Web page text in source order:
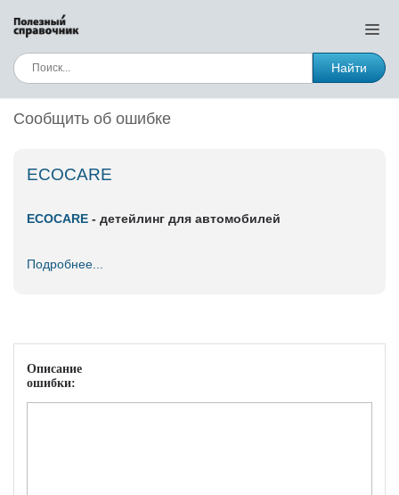
Найти
Сообщить об ошибке
ECOCARE
ECOCARE - детейлинг для автомобилей
Подробнее...
Описание
ошибки: